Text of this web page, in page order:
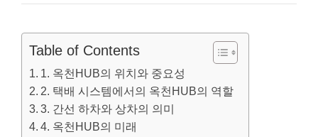
Table of Contents
1. 옥천HUB의 위치와 중요성
2. 택배 시스템에서의 옥천HUB의 역할
3. 간선 하차와 상차의 의미
4. 옥천HUB의 미래